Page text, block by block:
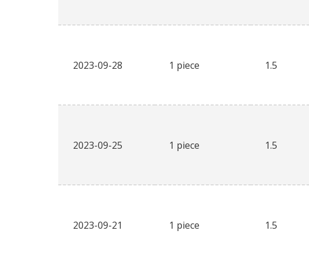
2023-09-28 1 piece 1.5
2023-09-25 1 piece 1.5
2023-09-21 1 piece 1.5